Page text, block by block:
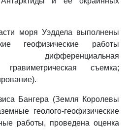
моря Уэддела выполнены
геофизические работы
дифференциальная
съемка;
Бангера (Земля Королевы
геолого-геофизические
работы, проведена оценка